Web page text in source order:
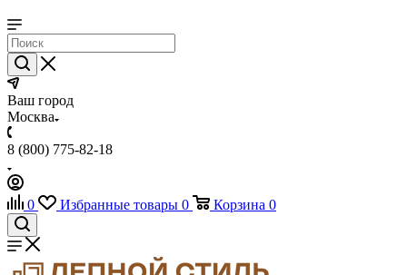
Ваш город
Москва
8 (800) 775-82-18
0 Избранные товары 0 Корзина 0